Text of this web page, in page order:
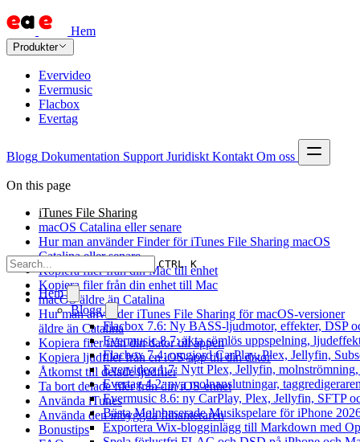
Hem
Produkter
Evervideo
Evermusic
Flacbox
Evertag
Blogg Dokumentation Support Juridiskt Kontakt Om oss
CTRL K
Hem
Blogg
Flacbox 7.6: Ny BASS-ljudmotor, effekter, DSP
Evermusic 8.7: äkta sömlös uppspelning,
Flacbox 7.4: omgjord CarPlay, Plex, Jellyfin,
Evervideo 1.7: Nytt Plex, Jellyfin, molnströmning,
Evertag 4.2: nya molnanslutningar,
Evermusic 8.6: ny CarPlay, Plex, Jellyfin, SFTP
Bästa Molnbaserade Musikspelare för iPhone
Exportera Wix-blogginlägg till Markdown med
On this page
iTunes File Sharing
macOS Catalina eller senare
Hur man använder Finder för iTunes File Sharing macOS
Catalina eller senare
Kopiera filer från din Mac till enhet
Kopiera filer från din enhet till Mac
macOS äldre än Catalina
Hur man använder iTunes File Sharing för macOS-versioner
äldre än Catalina
Kopiera filer från din dator till appen
Kopiera ljudfiler från en iOS-app till din dator
Åtkomst till delade ljudfiler
Ta bort delade filer från din iOS-enhet
Använda iTunes
Använda den inbyggda filhanteraren
Bonustips